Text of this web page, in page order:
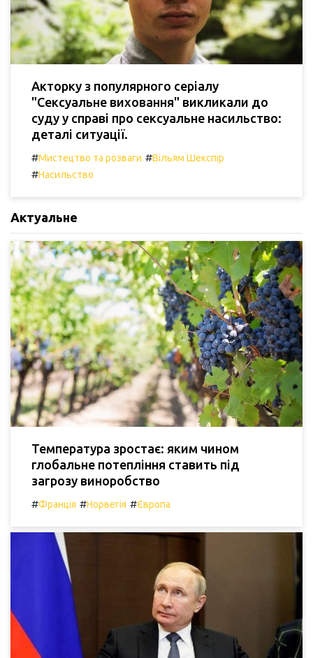
Акторку з популярного серіалу
"Сексуальне виховання" викликали до
суду у справі про сексуальне насильство:
деталі ситуації.
#Мистецтво та розваги #Вільям Шекспір
#Насильство
Актуальне
Температура зростає: яким чином
глобальне потепління ставить під
загрозу виноробство
#Франція #Норвегія #Європа